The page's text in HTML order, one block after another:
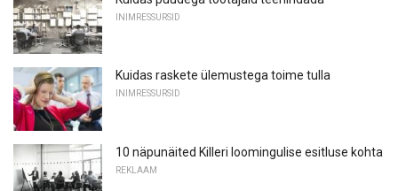
INIMRESSURSID
Kuidas raskete ülemustega toime tulla
INIMRESSURSID
10 näpunäited Killeri loomingulise esitluse kohta
REKLAAM